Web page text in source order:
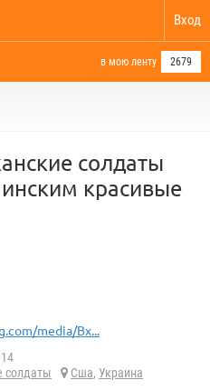
Вход
в мою ленту 2679
солдаты
красивые
media/Bx...
солдаты Сша, Украина